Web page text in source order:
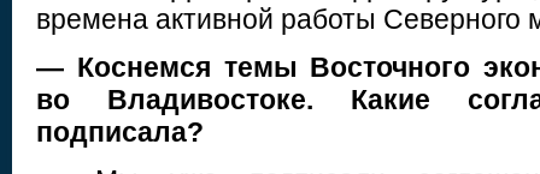
времена активной работы Северного
— Коснемся темы Восточного
во Владивостоке. Какие
подписала?